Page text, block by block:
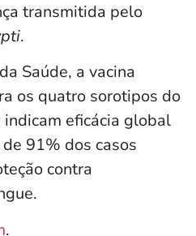
transmitida pelo
.
Saúde, a vacina
os quatro sorotipos do
eficácia global
91% dos casos
contra
.